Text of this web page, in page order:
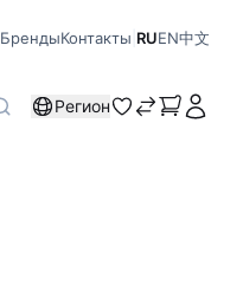
БрендыКонтакты RUEN中文
Регион